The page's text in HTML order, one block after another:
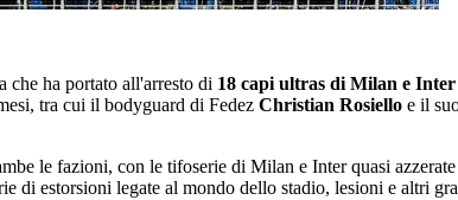
ha portato all'arresto di 18 capi ultras di Milan e Inter
tra cui il bodyguard di Fedez Christian Rosiello e il
le fazioni, con le tifoserie di Milan e Inter quasi
di estorsioni legate al mondo dello stadio, lesioni e altri